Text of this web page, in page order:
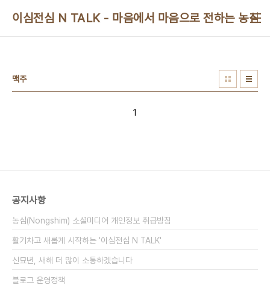
이심전심 N TALK - 마음에서 마음으로 전하는 농심
맥주
1
공지사항
농심(Nongshim) 소셜미디어 개인정보 취급방침
활기차고 새롭게 시작하는 '이심전심 N TALK'
신묘년, 새해 더 많이 소통하겠습니다
블로그 운영정책